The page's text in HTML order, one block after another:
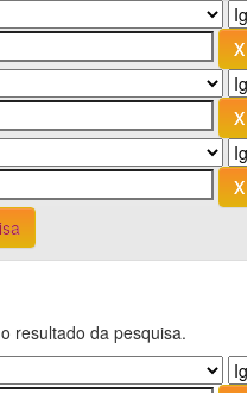
resultado da pesquisa.